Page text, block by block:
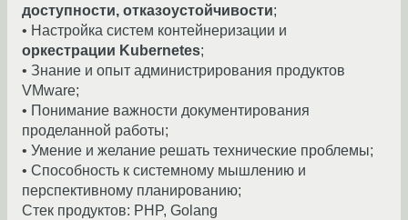
доступности, отказоустойчивости;
• Настройка систем контейнеризации и
оркестрации Kubernetes;
• Знание и опыт администрирования продуктов
VMware;
• Понимание важности документирования
проделанной работы;
• Умение и желание решать технические проблемы;
• Способность к системному мышлению и
перспективному планированию;
Стек продуктов: PHP, Golang